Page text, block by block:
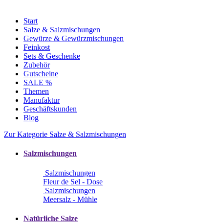
Start
Salze & Salzmischungen
Gewürze & Gewürzmischungen
Feinkost
Sets & Geschenke
Zubehör
Gutscheine
SALE %
Themen
Manufaktur
Geschäftskunden
Blog
Zur Kategorie Salze & Salzmischungen
Salzmischungen
Salzmischungen
Fleur de Sel - Dose
Salzmischungen
Meersalz - Mühle
Natürliche Salze